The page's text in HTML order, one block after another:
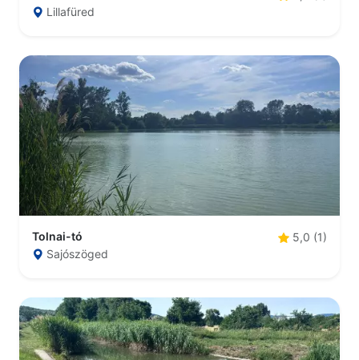
Lillafüred
Tolnai-tó
5,0 (1)
Sajószöged